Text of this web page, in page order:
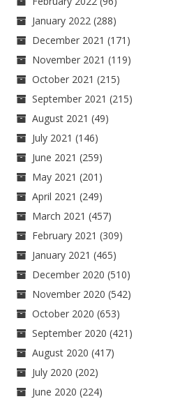
January 2022 (288)
December 2021 (171)
November 2021 (119)
October 2021 (215)
September 2021 (215)
August 2021 (49)
July 2021 (146)
June 2021 (259)
May 2021 (201)
April 2021 (249)
March 2021 (457)
February 2021 (309)
January 2021 (465)
December 2020 (510)
November 2020 (542)
October 2020 (653)
September 2020 (421)
August 2020 (417)
July 2020 (202)
June 2020 (224)